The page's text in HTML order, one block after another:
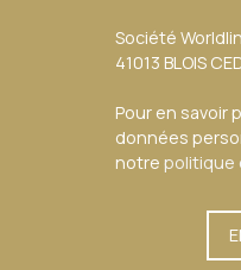
Société
41013 BLOIS
Pour en savoir
données
notre politique